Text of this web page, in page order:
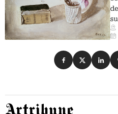
Condividi su
Condividi
Artribune